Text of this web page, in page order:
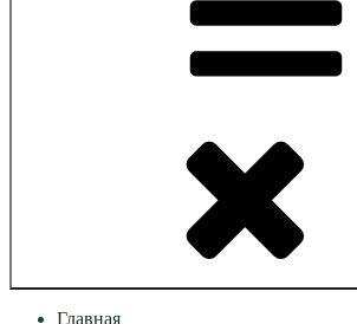
Главная